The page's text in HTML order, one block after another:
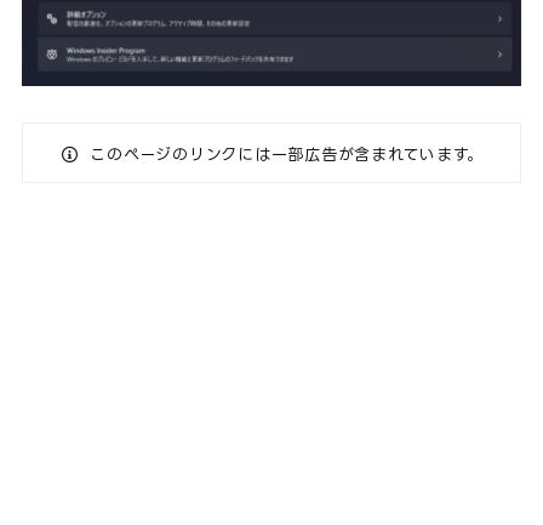
このページのリンクには一部広告が含まれています。